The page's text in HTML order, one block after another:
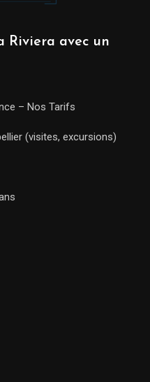
Riviera avec un
– Nos Tarifs
(visites, excursions)